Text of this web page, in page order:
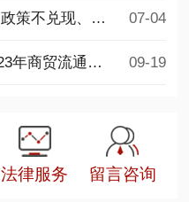
· 全省治理“新官不理旧账、政策不兑现、拖欠民营企业账款”问题专项行动推进会议召开 07-04
· 山西省商务厅关于征集2023年商贸流通发展项目的通知 09-19
法律服务 留言咨询